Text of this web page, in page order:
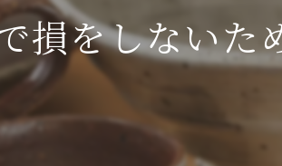
損をしないた